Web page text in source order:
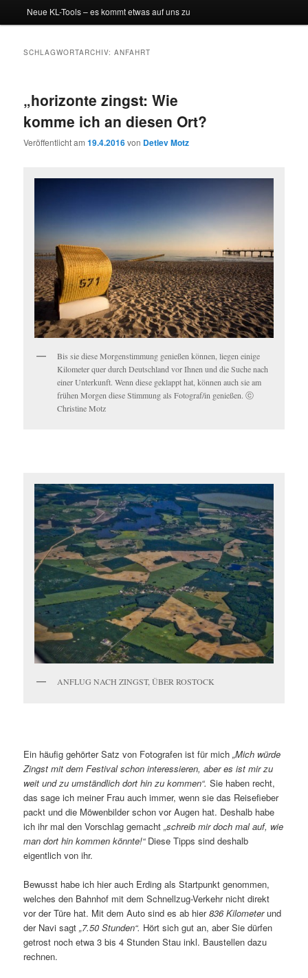
Neue KL-Tools – es kommt etwas auf uns zu
SCHLAGWORTARCHIV:ANFAHRT
„horizonte zingst: Wie
komme ich an diesen Ort?
Veröffentlicht am19.4.2016von Detlev Motz
Bis sie diese Morgenstimmung genießen können, liegen einige
Kilometer quer durch Deutschland vor Ihnen und die Suche nach
einer Unterkunft. Wenn diese geklappt hat, können auch sie am
frühen Morgen diese Stimmung als Fotograf/in genießen. ⓒ
Christine Motz
ANFLUG NACH ZINGST, ÜBER ROSTOCK
Ein häufig gehörter Satz von Fotografen ist für mich „Mich würde
Zingst mit dem Festival schon interessieren, aber es ist mir zu
weit und zu umständlich dort hin zu kommen“. Sie haben recht,
das sage ich meiner Frau auch immer, wenn sie das Reisefieber
packt und die Möwenbilder schon vor Augen hat. Deshalb habe
ich ihr mal den Vorschlag gemacht„schreib mir doch mal auf, wie
man dort hin kommen könnte!“Diese Tipps sind deshalb
eigentlich von ihr.
Bewusst habe ich hier auch Erding als Startpunkt genommen,
welches den Bahnhof mit dem Schnellzug-Verkehr nicht direkt
vor der Türe hat. Mit dem Auto sind es ab hier836 Kilometerund
der Navi sagt „7.50 Stunden“. Hört sich gut an, aber Sie dürfen
getrost noch etwa 3 bis 4 Stunden Stau inkl. Baustellen dazu
rechnen.